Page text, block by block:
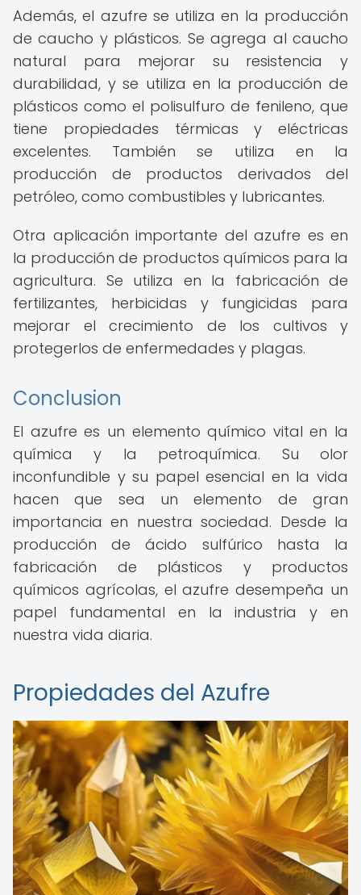
Además, el azufre se utiliza en la producción
de caucho y plásticos. Se agrega al caucho
natural para mejorar su resistencia y
durabilidad, y se utiliza en la producción de
plásticos como el polisulfuro de fenileno, que
tiene propiedades térmicas y eléctricas
excelentes. También se utiliza en la
producción de productos derivados del
petróleo, como combustibles y lubricantes.
Otra aplicación importante del azufre es en
la producción de productos químicos para la
agricultura. Se utiliza en la fabricación de
fertilizantes, herbicidas y fungicidas para
mejorar el crecimiento de los cultivos y
protegerlos de enfermedades y plagas.
Conclusion
El azufre es un elemento químico vital en la
química y la petroquímica. Su olor
inconfundible y su papel esencial en la vida
hacen que sea un elemento de gran
importancia en nuestra sociedad. Desde la
producción de ácido sulfúrico hasta la
fabricación de plásticos y productos
químicos agrícolas, el azufre desempeña un
papel fundamental en la industria y en
nuestra vida diaria.
Propiedades del Azufre